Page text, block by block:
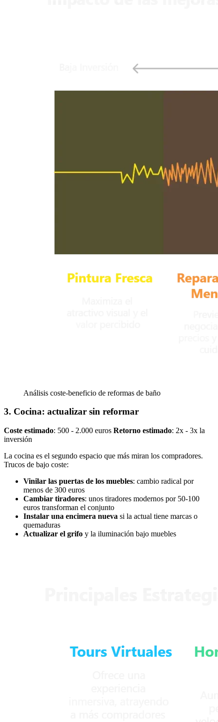
Análisis coste-beneficio de reformas de baño
3. Cocina: actualizar sin reformar
Coste estimado: 500 - 2.000 euros Retorno estimado: 2x - 3x la
inversión
La cocina es el segundo espacio que más miran los compradores.
Trucos de bajo coste:
Vinilar las puertas de los muebles: cambio radical por
menos de 300 euros
Cambiar tiradores: unos tiradores modernos por 50-100
euros transforman el conjunto
Instalar una encimera nueva si la actual tiene marcas o
quemaduras
Actualizar el grifo y la iluminación bajo muebles